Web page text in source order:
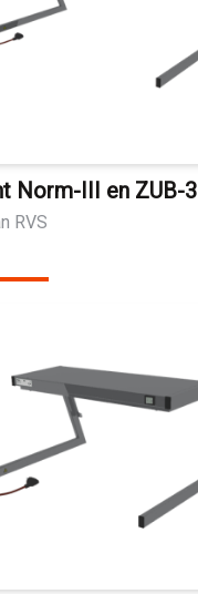
Norm-III en ZUB-3
RVS